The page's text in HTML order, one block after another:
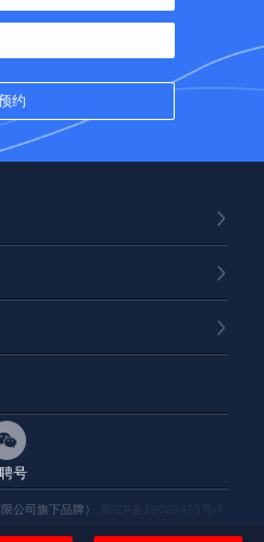
号
公司旗下品牌）